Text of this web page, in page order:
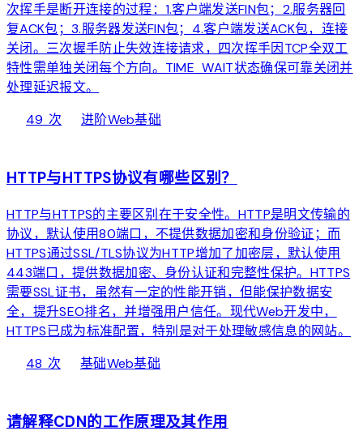
次挥手是断开连接的过程：1.客户端发送FIN包；2.服务器回
复ACK包；3.服务器发送FIN包；4.客户端发送ACK包，连接
关闭。三次握手防止失效连接请求，四次挥手因TCP全双工
特性需单独关闭每个方向。TIME_WAIT状态确保可靠关闭并
处理延迟报文。
49 次bolt进阶Web基础chevron_right
HTTP与HTTPS协议有哪些区别？
HTTP与HTTPS的主要区别在于安全性。HTTP是明文传输的
协议，默认使用80端口，不提供数据加密和身份验证；而
HTTPS通过SSL/TLS协议为HTTP增加了加密层，默认使用
443端口，提供数据加密、身份认证和完整性保护。HTTPS
需要SSL证书，虽然有一定的性能开销，但能保护数据安
全，提升SEO排名，并增强用户信任。现代Web开发中，
HTTPS已成为标准配置，特别是对于处理敏感信息的网站。
48 次bolt基础Web基础chevron_right
请解释CDN的工作原理及其作用